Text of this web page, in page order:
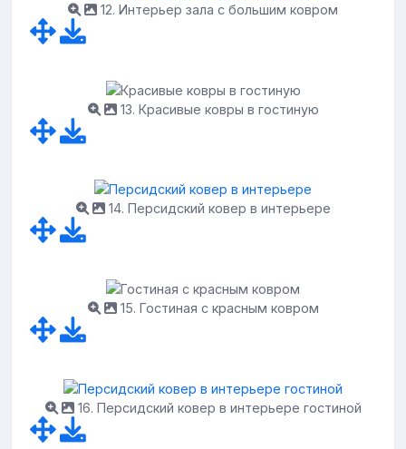
12. Интерьер зала с большим ковром
13. Красивые ковры в гостиную
14. Персидский ковер в интерьере
15. Гостиная с красным ковром
16. Персидский ковер в интерьере гостиной